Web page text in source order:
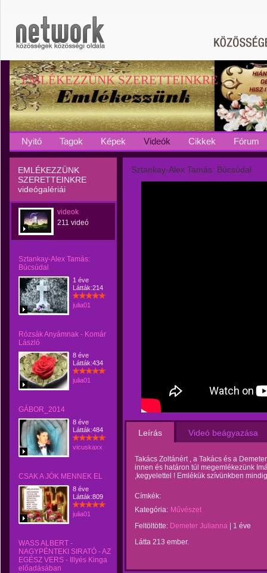
EMLÉKEZZÜNK SZERETTEINKRE
Nyitó Tagok Képek Videók Cikkek Fórum
EMLÉKEZZÜNK
SZERETTEINKRE
videógalériái
videok
211 videó
Sztankay-Alex Tamás:
Búcsúdal
1 éve
Látták:214
julia01
Rózsák Anyámnak - Komár
László
8 éve
Látták:434
julia01
GÁBOR_2014
8 éve
Látták:484
vicuskaxx
CSAK A JÓK MENNEK EL
8 éve
Látták:809
julia01
WASS ALBERT -
NAGYPÉNTEKI SIRATÓ - AZ
EGÉSZ VERS - Illyés Kinga
előadásában
Sztankay-Alex Tamás: Búcsúdal
Leírás Videó beágyazása
Takács Zoltánért , a Takács és a
innen és határon túl megemlékezünk
,kegyelettel ! Emlékük szívünkben
Címkék:
Kategória: Művészet
Feltöltötte: Demeter Julianna
1 éve
Látta 213 ember.